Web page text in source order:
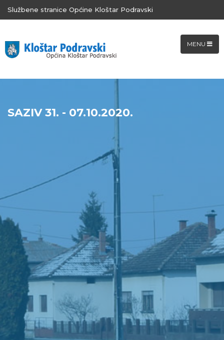
Službene stranice Općine Kloštar Podravski
MENU
SAZIV 31. - 07.10.2020.